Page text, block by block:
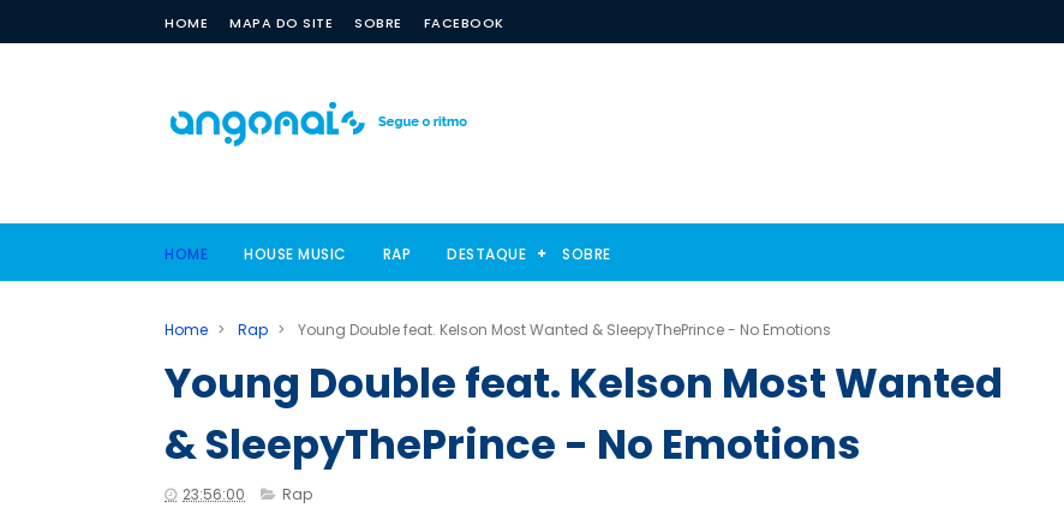
HOME MAPA DO SITE SOBRE FACEBOOK
HOME HOUSE MUSIC RAP DESTAQUE SOBRE
Home > Rap > Young Double feat. Kelson Most Wanted & SleepyThePrince - No Emotions
Young Double feat. Kelson Most Wanted
& SleepyThePrince - No Emotions
23:56:00 Rap